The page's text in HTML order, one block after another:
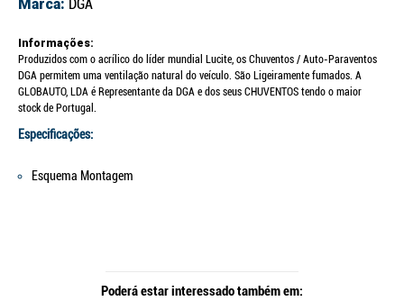
Marca: DGA
Informações:
Produzidos com o acrílico do líder mundial Lucite, os Chuventos / Auto-Paraventos
DGA permitem uma ventilação natural do veículo. São Ligeiramente fumados. A
GLOBAUTO, LDA é Representante da DGA e dos seus CHUVENTOS tendo o maior
stock de Portugal.
Especificações:
Esquema Montagem
Poderá estar interessado também em: